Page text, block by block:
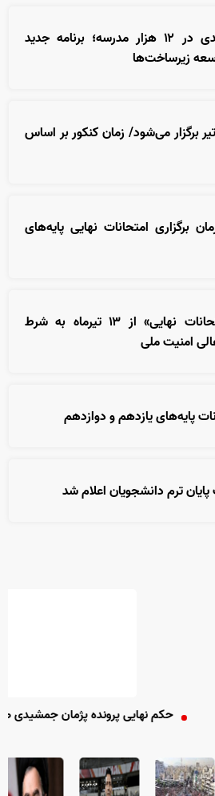
نصب سامانه خورشیدی در ۱۲ هزار مدرسه؛ برنامه جدید
زیرساخت‌ها
امتحانات نهایی از ۲۱ تیر برگزار می‌شود/ زمان کنکور بر اساس
برگزاری امتحانات نهایی پایه‌های
برگزاری حضوری «امتحانات نهایی» از ۱۳ تیرماه به شرط
امنیت ملی
پایه‌های یازدهم و دوازدهم
پایان ترم دانشجویان اعلام شد
پرونده پژمان جمشیدی صادر شد